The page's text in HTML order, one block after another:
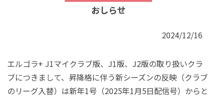
おしらせ
2024/12/16
エルゴラ+ J1マイクラブ版、J1版、J2版の取り扱いクラ
ブにつきまして、昇降格に伴う新シーズンの反映（クラブ
のリーグ入替）は新年1号（2025年1月5日配信号）からと